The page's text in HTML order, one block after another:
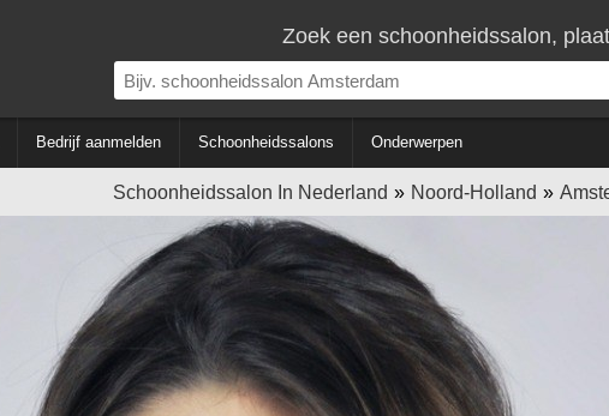
Zoek een schoonheidssalon,
Bedrijf aanmelden Schoonheidssalons Onderwerpen
Schoonheidssalon In Nederland Noord-Holland